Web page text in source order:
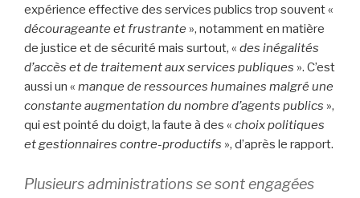
expérience effective des services publics trop souvent «
décourageante et frustrante », notamment en matière
de justice et de sécurité mais surtout, « des inégalités
d’accès et de traitement aux services publiques ». C’est
aussi un « manque de ressources humaines malgré une
constante augmentation du nombre d’agents publics »,
qui est pointé du doigt, la faute à des « choix politiques
et gestionnaires contre-productifs », d’après le rapport.
Plusieurs administrations se sont engagées